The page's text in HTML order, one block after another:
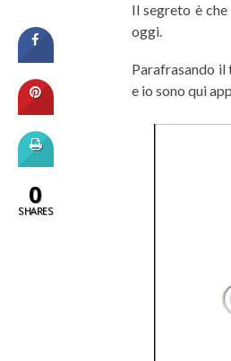
Il segreto è
oggi.
Parafrasando il
e io sono qui
0
SHARES